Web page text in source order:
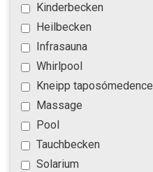
Kinderbecken
Heilbecken
Infrasauna
Whirlpool
Kneipp taposómedence
Massage
Pool
Tauchbecken
Solarium